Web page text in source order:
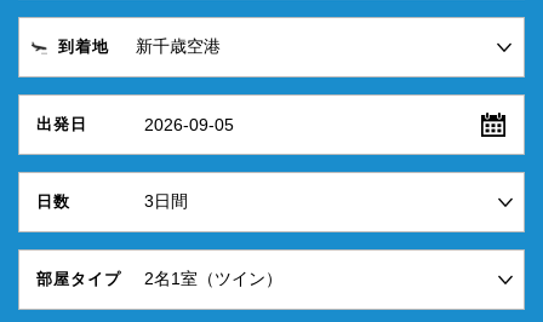
到着地
出発日 2026-09-05
日数
部屋タイプ